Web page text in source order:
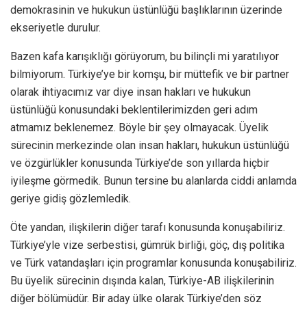
demokrasinin ve hukukun üstünlüğü başlıklarının üzerinde
ekseriyetle durulur.
Bazen kafa karışıklığı görüyorum, bu bilinçli mi yaratılıyor
bilmiyorum. Türkiye’ye bir komşu, bir müttefik ve bir partner
olarak ihtiyacımız var diye insan hakları ve hukukun
üstünlüğü konusundaki beklentilerimizden geri adım
atmamız beklenemez. Böyle bir şey olmayacak. Üyelik
sürecinin merkezinde olan insan hakları, hukukun üstünlüğü
ve özgürlükler konusunda Türkiye’de son yıllarda hiçbir
iyileşme görmedik. Bunun tersine bu alanlarda ciddi anlamda
geriye gidiş gözlemledik.
Öte yandan, ilişkilerin diğer tarafı konusunda konuşabiliriz.
Türkiye’yle vize serbestisi, gümrük birliği, göç, dış politika
ve Türk vatandaşları için programlar konusunda konuşabiliriz.
Bu üyelik sürecinin dışında kalan, Türkiye-AB ilişkilerinin
diğer bölümüdür. Bir aday ülke olarak Türkiye’den söz